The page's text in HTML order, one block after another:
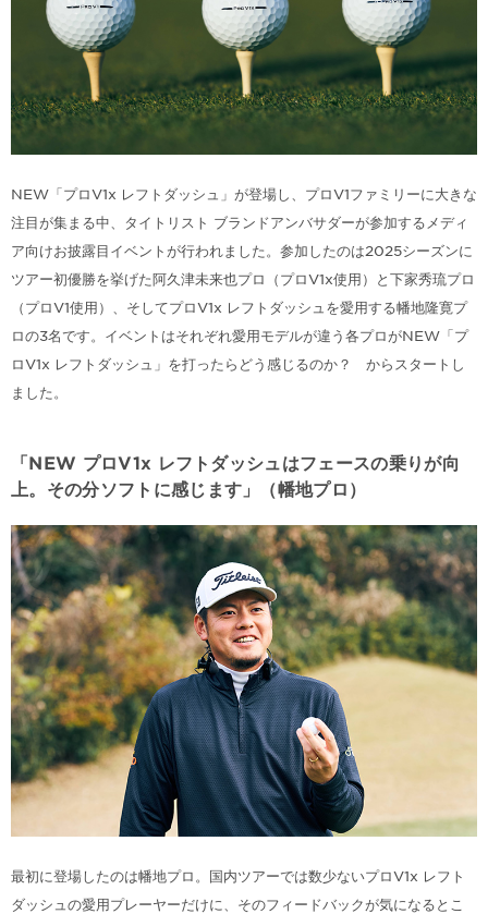
NEW「プロV1x レフトダッシュ」が登場し、プロV1ファミリーに大きな
注目が集まる中、タイトリスト ブランドアンバサダーが参加するメディ
ア向けお披露目イベントが行われました。参加したのは2025シーズンに
ツアー初優勝を挙げた阿久津未来也プロ（プロV1x使用）と下家秀琉プロ
（プロV1使用）、そしてプロV1x レフトダッシュを愛用する幡地隆寛プ
ロの3名です。イベントはそれぞれ愛用モデルが違う各プロがNEW「プ
ロV1x レフトダッシュ」を打ったらどう感じるのか？ からスタートし
ました。
「NEW プロV1x レフトダッシュはフェースの乗りが向
上。その分ソフトに感じます」（幡地プロ）
最初に登場したのは幡地プロ。国内ツアーでは数少ないプロV1x レフト
ダッシュの愛用プレーヤーだけに、そのフィードバックが気になるとこ